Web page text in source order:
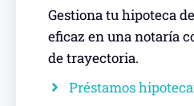
Gestiona tu hipoteca
eficaz en una notaría
de trayectoria.
Préstamos